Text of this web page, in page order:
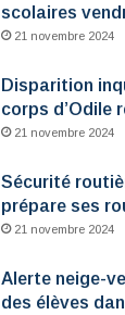
scolaires
21 novembre 2024
Disparition
corps d’Odile
21 novembre 2024
Sécurité
prépare ses
21 novembre 2024
Alerte neige-
des élèves